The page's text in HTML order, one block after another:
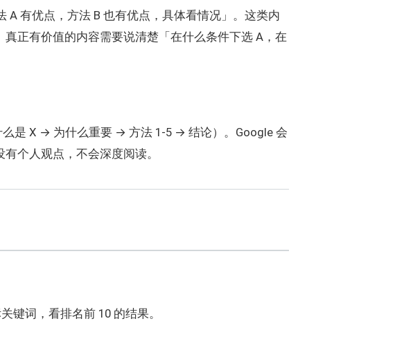
A 有优点，方法 B 也有优点，具体看情况」。这类内
正有价值的内容需要说清楚「在什么条件下选 A，在
是 X → 为什么重要 → 方法 1-5 → 结论）。Google 会
个人观点，不会深度阅读。
键词，看排名前 10 的结果。